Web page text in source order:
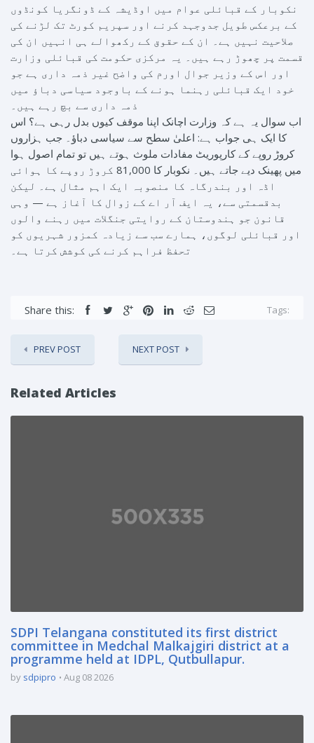
نکوبار کے قبائلی عوام میں اوڈیشہ کے ڈونگریا کونڈوں
کے برعکس طویل جدوجہد کرنے اور سپریم کورٹ تک لڑنے کی
صلاحیت نہیں ہے۔ ان کے حقوق کے رکھوالے ہی انہیں ان کی
قسمت پر چھوڑ رہے ہیں۔ یہ مرکزی حکومت کی قبائلی وزارت
اور اس کے وزیر جوال اورم کی واضح غیر ذمہ داری ہے جو
خود ایک قبائلی رہنما ہونے کے باوجود سیاسی دباؤ میں
ذمہ داری سے بچ رہے ہیں۔
اب سوال یہ ہے کہ وزارت اچانک اپنا موقف کیوں بدل رہی ہے؟ اس
کا ایک ہی جواب ہے: اعلیٰ سطح سے سیاسی دباؤ۔ جب ہزاروں
کروڑ روپے کے کارپوریٹ مفادات ملوث ہوتے ہیں تو تمام اصول ہوا
میں پھینک دیے جاتے ہیں۔ نکوبار کا 81,000 کروڑ روپے کا ہوائی
اڈہ اور بندرگاہ کا منصوبہ ایک اہم مثال ہے۔ لیکن
بدقسمتی سے، یہ ایف آر اے کے زوال کا آغاز ہے — وہی
قانون جو ہندوستان کے روایتی جنگلات میں رہنے والوں
اور قبائلی لوگوں، ہمارے سب سے زیادہ کمزور شہریوں کو
تحفظ فراہم کرنے کی کوشش کرتا ہے۔
Share this: Tags:
PREV POST NEXT POST
Related Articles
SDPI Telangana constituted its first district
committee in Medchal Malkajgiri district at a
programme held at IDPL, Qutbullapur.
by sdpipro Aug 08 2026